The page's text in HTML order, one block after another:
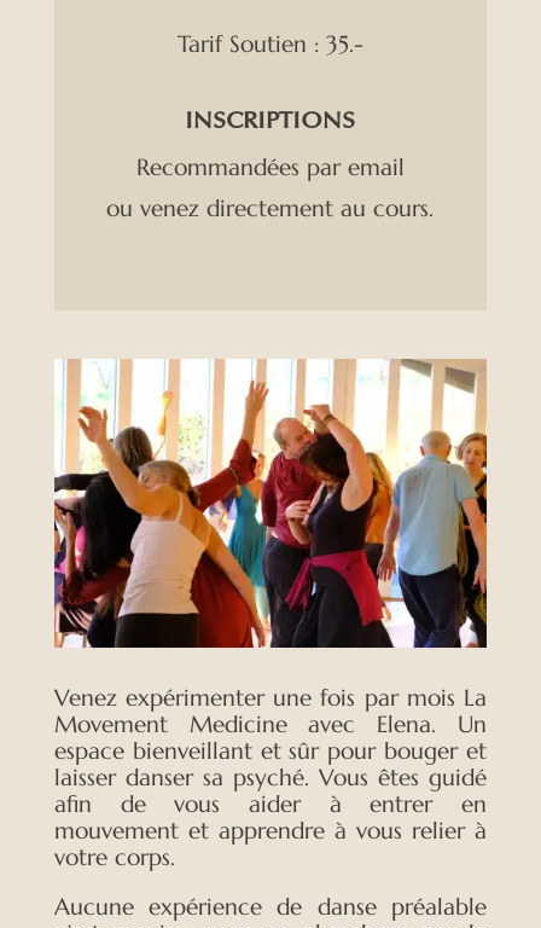
Tarif Soutien : 35.-
INSCRIPTIONS
Recommandées par email
ou venez directement au cours.
Venez expérimenter une fois par mois La
Movement Medicine avec Elena. Un
espace bienveillant et sûr pour bouger et
laisser danser sa psyché. Vous êtes guidé
afin de vous aider à entrer en
mouvement et apprendre à vous relier à
votre corps.
Aucune expérience de danse préalable